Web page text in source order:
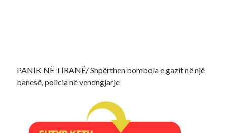
PANIK NË TIRANË/ Shpërthen bombola e gazit në një
banesë, policia në vendngjarje